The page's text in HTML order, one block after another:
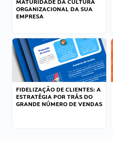
MATURIDADE DA CULTURA
ORGANIZACIONAL DA SUA
EMPRESA
FIDELIZAÇÃO DE CLIENTES: A
ESTRATÉGIA POR TRÁS DO
GRANDE NÚMERO DE VENDAS